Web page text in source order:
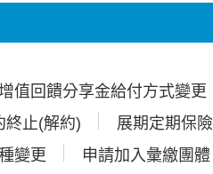
值回饋分享金給付方式變更
終止(解約) 展期定期保險
變更
申請加入彙繳團體